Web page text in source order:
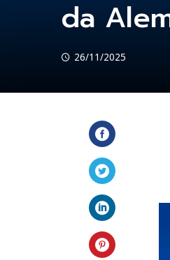
da
26/11/2025
Facebook
Twitter
LinkedIn